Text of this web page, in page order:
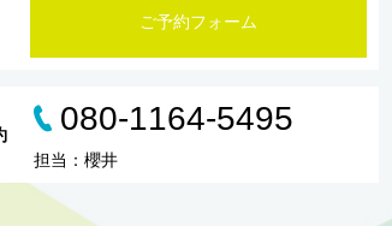
ご予約フォーム
080-1164-5495
担当：櫻井